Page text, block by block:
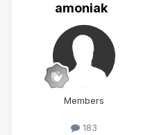
amoniak
Members
183